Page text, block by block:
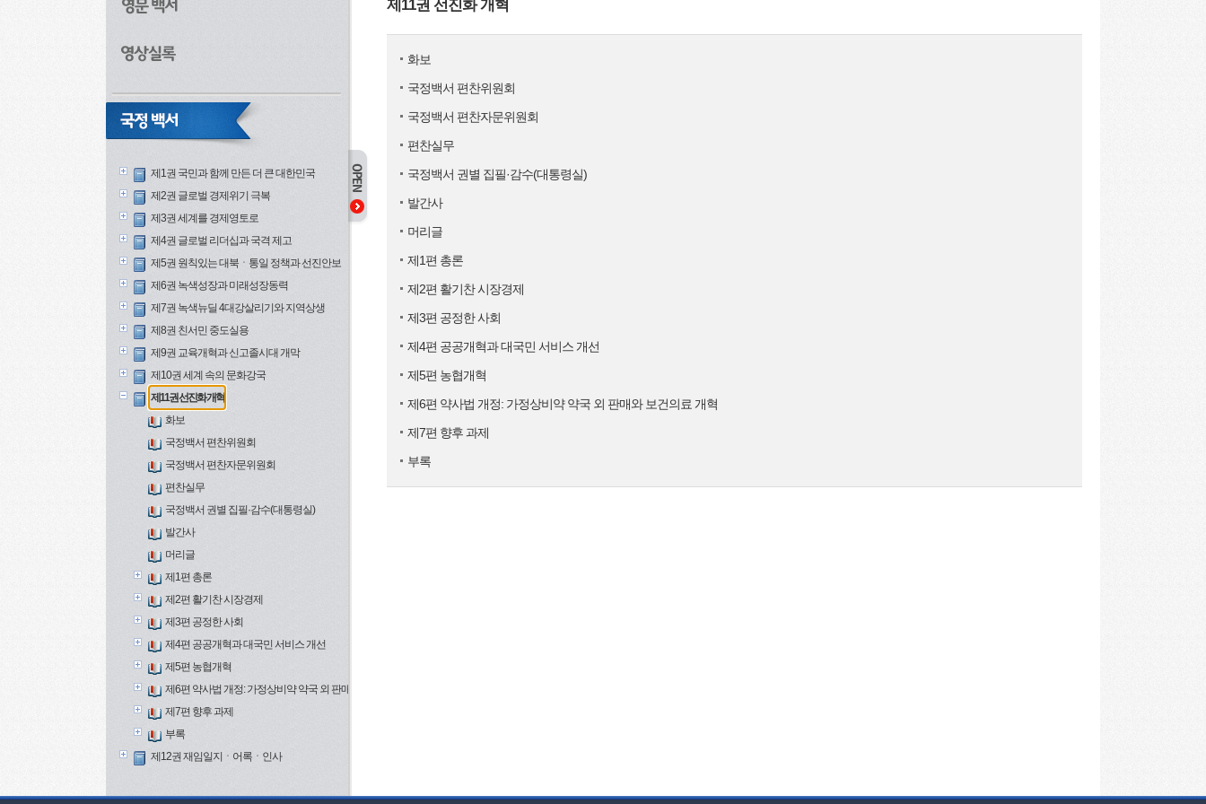
제1권 국민과 함께 만든 더 큰 대한민국
제2권 글로벌 경제위기 극복
제3권 세계를 경제영토로
제4권 글로벌 리더십과 국격 제고
제5권 원칙있는 대북ㆍ통일 정책과 선진안보
제6권 녹색성장과 미래성장동력
제7권 녹색뉴딜 4대강살리기와 지역상생
제8권 친서민 중도실용
제9권 교육개혁과 신고졸시대 개막
제10권 세계 속의 문화강국
제11권 선진화 개혁
화보
국정백서 편찬위원회
국정백서 편찬자문위원회
편찬실무
국정백서 권별 집필·감수(대통령실)
발간사
머리글
제1편 총론
제2편 활기찬 시장경제
제3편 공정한 사회
제4편 공공개혁과 대국민 서비스 개선
제5편 농협개혁
제6편 약사법 개정: 가정상비약 약국 외 판매와 보건의료 개혁
제7편 향후 과제
부록
제12권 재임일지ㆍ어록ㆍ인사
제11권 선진화 개혁
화보
국정백서 편찬위원회
국정백서 편찬자문위원회
편찬실무
국정백서 권별 집필·감수(대통령실)
발간사
머리글
제1편 총론
제2편 활기찬 시장경제
제3편 공정한 사회
제4편 공공개혁과 대국민 서비스 개선
제5편 농협개혁
제6편 약사법 개정: 가정상비약 약국 외 판매와 보건의료 개혁
제7편 향후 과제
부록